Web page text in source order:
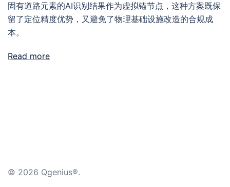
固有道路元素的AI识别结果作为虚拟锚节点，这种方案既保
留了定位精度优势，又避免了物理基础设施改造的合规成
本。
Read more
© 2026 Qgenius®.